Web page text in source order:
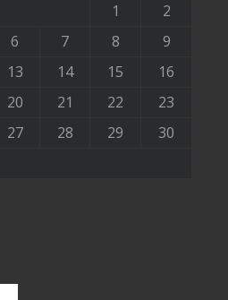
1
2
6 7 8
9
13 14 15
16
20 21 22
23
27 28 29
30